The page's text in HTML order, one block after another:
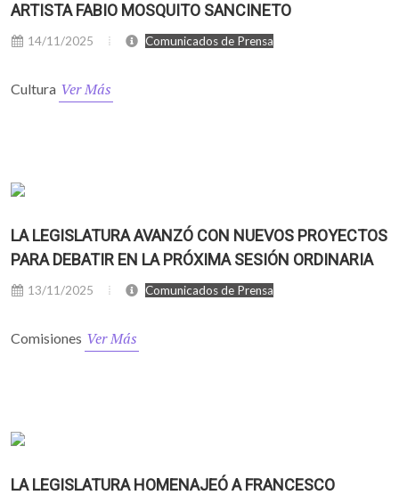
ARTISTA FABIO MOSQUITO SANCINETO
14/11/2025 Comunicados de Prensa
Cultura Ver Más
LA LEGISLATURA AVANZÓ CON NUEVOS PROYECTOS
PARA DEBATIR EN LA PRÓXIMA SESIÓN ORDINARIA
13/11/2025 Comunicados de Prensa
Comisiones Ver Más
LA LEGISLATURA HOMENAJEÓ A FRANCESCO